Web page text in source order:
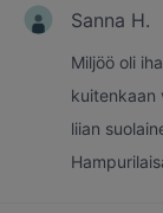
Sanna H.
Miljöö oli
kuitenkaan
liian